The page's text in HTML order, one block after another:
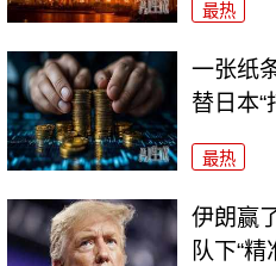
最热
一张纸
替日本“
最热
伊朗赢
队下“精